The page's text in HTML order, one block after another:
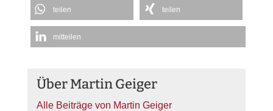
teilen teilen
mitteilen
Über Martin Geiger
Alle Beiträge von Martin Geiger